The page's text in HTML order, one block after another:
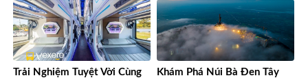
Trải Nghiệm Tuyệt Vời Cùng
Khám Phá Núi Bà Đen Tây